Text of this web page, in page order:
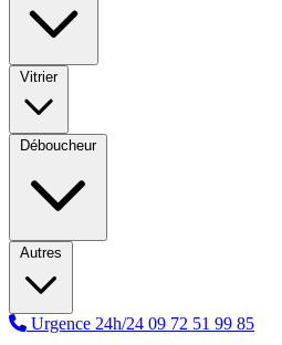
Vitrier
Déboucheur
Autres
Urgence 24h/24 09 72 51 99 85